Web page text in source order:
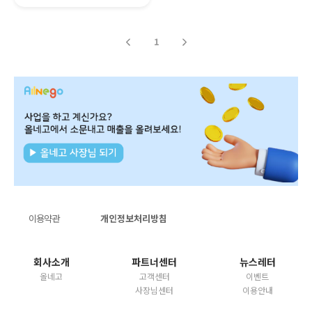
1
이용약관 개인정보처리방침
회사소개
올네고
파트너센터
고객센터
사장님센터
뉴스레터
이벤트
이용안내